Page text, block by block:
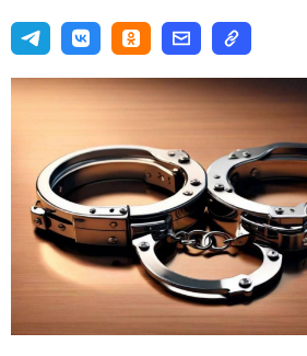
ИННОПРОМ
Авторские материалы
ТОП-100 влиятельных людей — 2025
Телефон редакции:+7 495 727-01-67
Электронные почты редакции:
Информационный отдел
info@business-magazine.online